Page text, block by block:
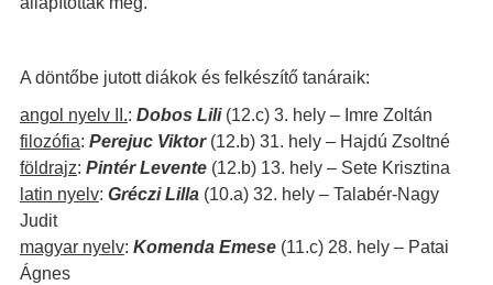
A döntőbe jutott diákok és felkészítő tanáraik:
angol nyelv II.: Dobos Lili(12.c) 3. hely – Imre Zoltán
filozófia: Perejuc Viktor(12.b) 31. hely – Hajdú Zsoltné
földrajz: Pintér Levente(12.b) 13. hely – Sete Krisztina
latin nyelv: Gréczi Lilla(10.a) 32. hely – Talabér-Nagy
Judit
magyar nyelv: Komenda Emese(11.c) 28. hely – Patai
Ágnes